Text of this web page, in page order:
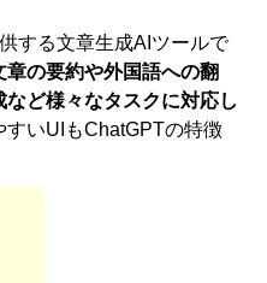
する文章生成AIツールで
の要約や外国語への翻
ど様々なタスクに対応し
すいUIもChatGPTの特徴